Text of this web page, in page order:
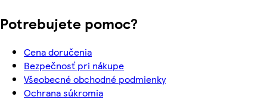
Potrebujete pomoc?
Cena doručenia
Bezpečnosť pri nákupe
Všeobecné obchodné podmienky
Ochrana súkromia